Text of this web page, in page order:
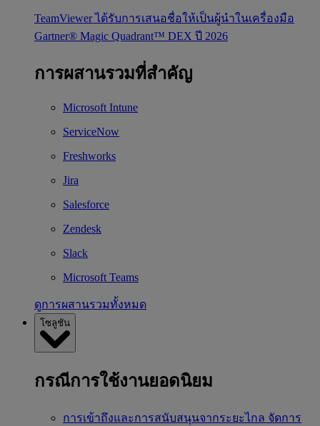
TeamViewer ได้รับการเสนอชื่อให้เป็นผู้นำในเครื่องมือ
Gartner® Magic Quadrant™ DEX ปี 2026
การผสานรวมที่สำคัญ
Microsoft Intune
ServiceNow
Freshworks
Jira
Salesforce
Zendesk
Slack
Microsoft Teams
ดูการผสานรวมทั้งหมด
โซลูชัน
กรณีการใช้งานยอดนิยม
การเข้าถึงและการสนับสนุนจากระยะไกล จัดการ